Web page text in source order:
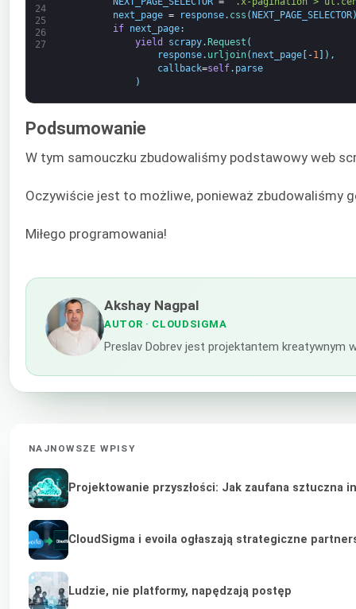
24
25
26
27
next_page = response. css ( NEXT_PAGE_SELECTOR
if
next_page:
yield
scrapy.Request (
response. urljoin( next_page[ -1] ) ,
callback=self. parse
)
Podsumowanie
W tym samouczku zbudowaliśmy podstawowy web
Oczywiście jest to możliwe, ponieważ zbudowaliśmy
Miłego programowania!
Akshay Nagpal
AUTOR · CLOUDSIGMA
Preslav Dobrev jest projektantem kreatywnym
NAJNOWSZE WPISY
Projektowanie przyszłości: Jak zaufana
CloudSigma i evoila ogłaszają strategiczne
Ludzie, nie platformy, napędzają postęp